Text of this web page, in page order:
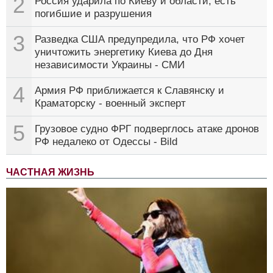
погибшие и разрушения
3
Разведка США предупредила, что РФ хочет
уничтожить энергетику Киева до Дня
независимости Украины - СМИ
4
Армия РФ приближается к Славянску и
Краматорску - военный эксперт
5
Грузовое судно ФРГ подверглось атаке дронов
РФ недалеко от Одессы - Bild
ЧАСТНАЯ ЖИЗНЬ